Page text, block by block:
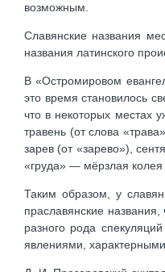
возможным.
Славянские названия
названия латинского
В «Остромировом
это время становилось
что в некоторых местах
травень (от слова
зарев (от «зарево»),
«груда» — мёрзлая колея
Таким образом, у
праславянские
разного рода
явлениями, характерными